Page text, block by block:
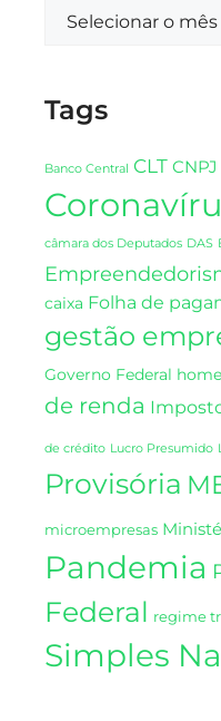
Tags
Banco Central CLT CNPJ
câmara dos Deputados DAS
caixa Folha de
gestão
Governo Federal
de renda
de crédito Lucro Presumido
Provisória
microempresas
Pandemia
Federal regime
Simples